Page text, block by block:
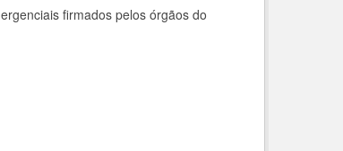
firmados pelos órgãos do